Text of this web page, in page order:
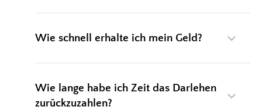
Wie schnell erhalte ich mein Geld?
Wie lange habe ich Zeit das Darlehen
zurückzuzahlen?
WEITERLEITUNG